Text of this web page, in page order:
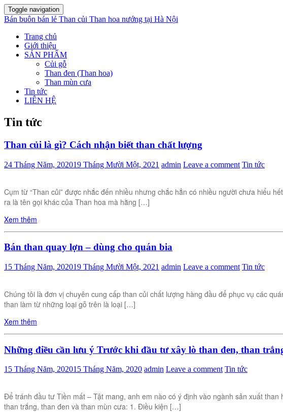
Toggle navigation
Bán buôn bán lẻ Than củi Than hoa nướng tại Hà Nội
Trang chủ
Giới thiệu
SẢN PHẨM
Củi gỗ
Than đen (Than hoa)
Than mùn cưa
Tin tức
LIÊN HỆ
Tin tức
Than củi là gì? Cách nhận biết than chất lượng
24 Tháng Năm, 202019 Tháng Mười Một, 2021 admin Leave a comment Tin tức
Cụm từ “Than củi” được nhắc đến nhiều nhưng chắc hẳn có nhiều người chưa hiểu
ra là tên gọi khác của Than hoa mà hằng […]
Xem thêm
Bán than quay lợn – dùng cho quán bia
15 Tháng Năm, 202019 Tháng Mười Một, 2021 admin Leave a comment Tin tức
Chúng tôi là đơn vị chuyên cung cấp than củi chất lượng hàng đầu để phục vụ các
than làm từ những loại gỗ trên là loại […]
Xem thêm
Những điều cần lưu ý Trước khi đầu tư xây lò than đen, than
15 Tháng Năm, 202015 Tháng Năm, 2020 admin Leave a comment Tin tức
Để tránh đầu tư Tiền mất – Tật mang, anh em nào có ý định vào ngành sản xuất
than trắng, than đen và than mùn cưa: 1. Điều kiện […]